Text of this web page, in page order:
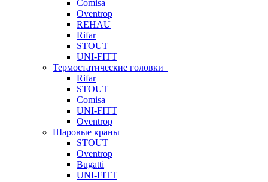
Comisa
Oventrop
REHAU
Rifar
STOUT
UNI-FITT
Термостатические головки
Rifar
STOUT
Comisa
UNI-FITT
Oventrop
Шаровые краны
STOUT
Oventrop
Bugatti
UNI-FITT